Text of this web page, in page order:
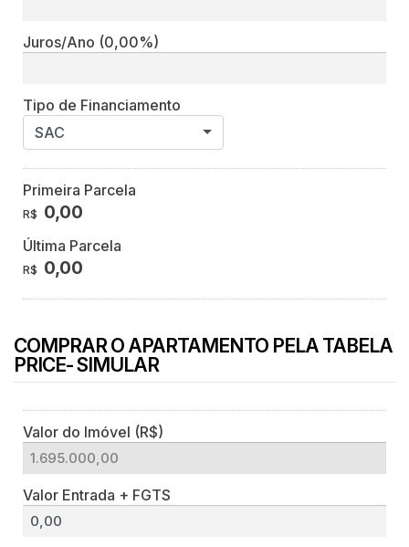
Juros/Ano (0,00%)
Tipo de Financiamento
SAC
Primeira Parcela
R$ 0,00
Última Parcela
R$ 0,00
COMPRAR O APARTAMENTO PELA TABELA
PRICE- SIMULAR
Valor do Imóvel (R$)
Valor Entrada + FGTS